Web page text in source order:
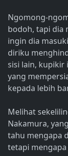
Ngomong-
bodoh, tapi dia
ingin dia
diriku
sisi lain, kupikir
yang
kepada lebih
Melihat
Nakamura,
tahu mengapa
tetapi